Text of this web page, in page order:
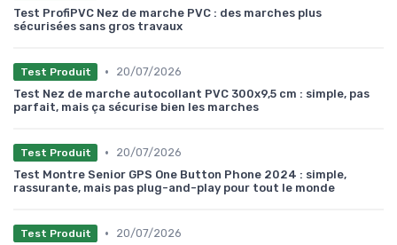
Test ProfiPVC Nez de marche PVC : des marches plus
sécurisées sans gros travaux
Test Produit •
20/07/2026
Test Nez de marche autocollant PVC 300x9,5 cm : simple, pas
parfait, mais ça sécurise bien les marches
Test Produit •
20/07/2026
Test Montre Senior GPS One Button Phone 2024 : simple,
rassurante, mais pas plug-and-play pour tout le monde
Test Produit •
20/07/2026